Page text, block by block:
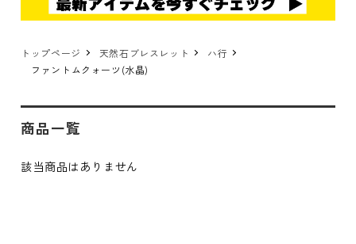
トップページ 天然石ブレスレット
ハ行
ファントムクォーツ(水晶)
商品一覧
該当商品はありません